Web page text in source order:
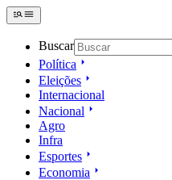
Buscar
Política
Eleições
Internacional
Nacional
Agro
Infra
Esportes
Economia